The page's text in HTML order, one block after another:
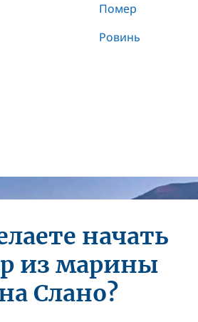
Помер
Ровинь
начать
из марины
Слано?